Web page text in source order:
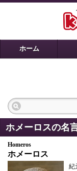
ホーム
ホメーロスの名
Homeros
ホメーロス
紀